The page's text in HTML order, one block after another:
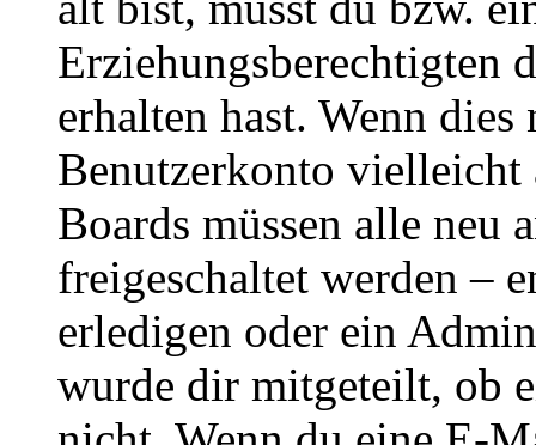
Erziehungsberechtigten
erhalten hast. Wenn
Benutzerkonto
Boards müssen alle neu
freigeschaltet werden –
erledigen oder ein
wurde dir mitgeteilt, ob